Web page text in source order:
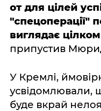
от для цілей
"спецоперації"
виглядає
припустив
У Кремлі,
усвідомлювали,
буде вкрай